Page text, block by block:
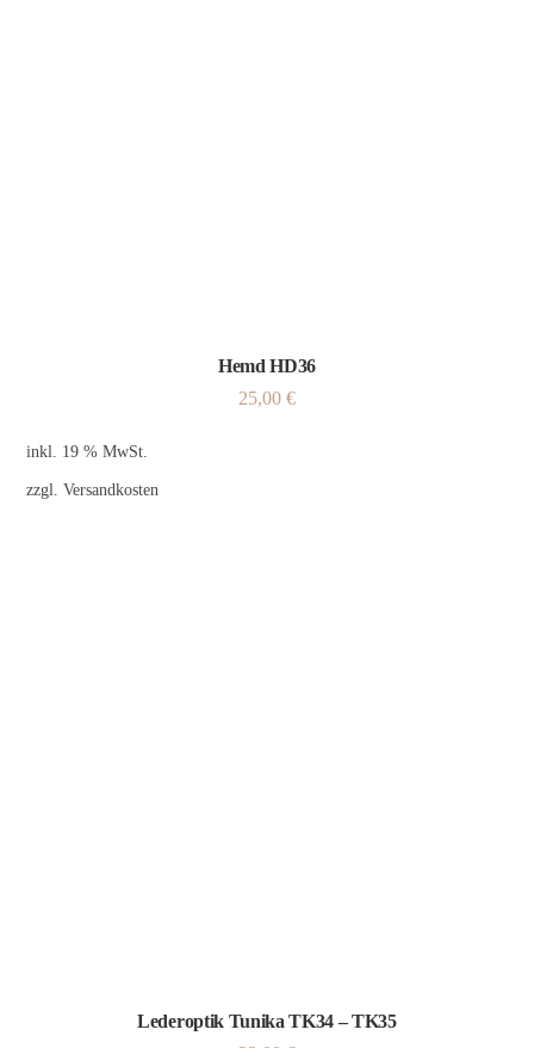
Hemd HD36
25,00 €
inkl. 19 % MwSt.
zzgl.Versandkosten
Lederoptik Tunika TK34 – TK35